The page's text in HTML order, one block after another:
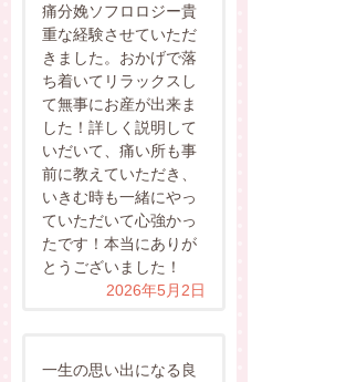
痛分娩ソフロロジー貴
重な経験させていただ
きました。おかげで落
ち着いてリラックスし
て無事にお産が出来ま
した！詳しく説明して
いだいて、痛い所も事
前に教えていただき、
いきむ時も一緒にやっ
ていただいて心強かっ
たです！本当にありが
とうございました！
2026年5月2日
一生の思い出になる良